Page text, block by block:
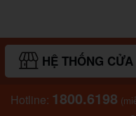
HỆ THỐNG
Hotline: 1800.6198